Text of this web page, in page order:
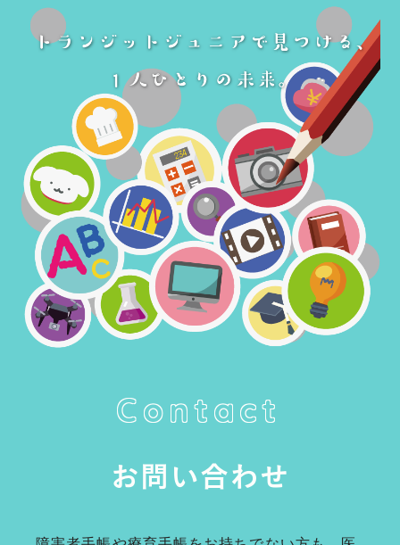
Contact
お問い合わせ